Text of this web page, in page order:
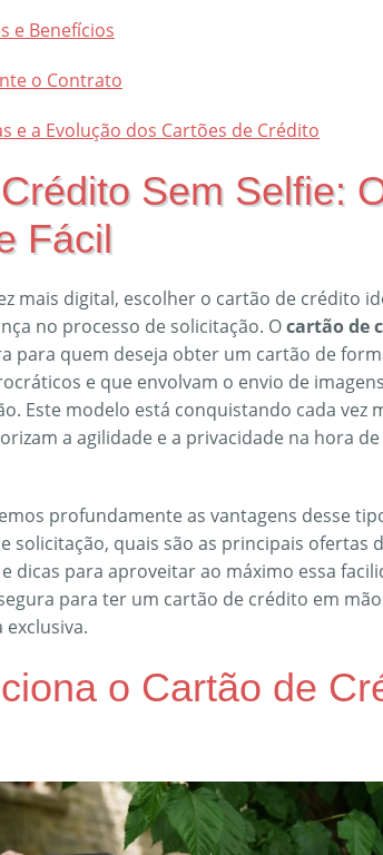
e Benefícios
o Contrato
e a Evolução dos Cartões de Crédito
Sem Selfie:
Fácil
mais digital, escolher o cartão de crédito
no processo de solicitação. Ocartão de
para quem deseja obter um cartão de
e que envolvam o envio de
Este modelo está conquistando cada vez
a agilidade e a privacidade na hora
profundamente as vantagens desse
solicitação, quais são as principais ofertas
dicas para aproveitar ao máximo essa
para ter um cartão de crédito em
o Cartão de